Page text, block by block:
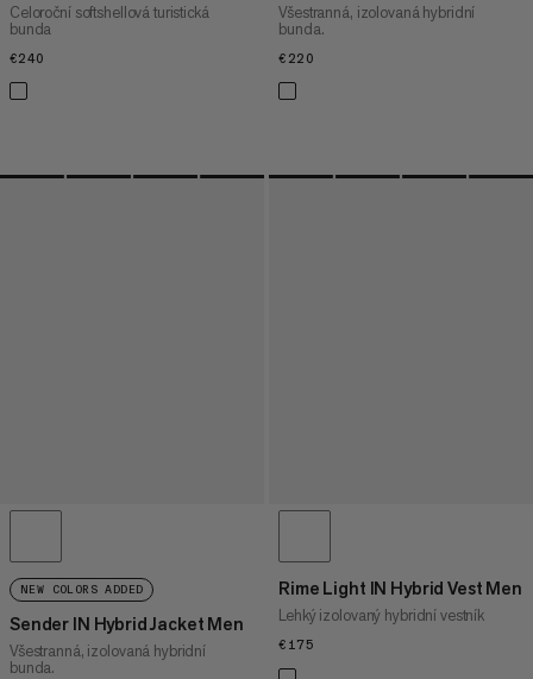
Celoroční softshellová turistická
bunda
€240
Všestranná, izolovaná hybridní
bunda.
€220
NEW COLORS ADDED
Sender IN Hybrid Jacket Men
Všestranná, izolovaná hybridní
bunda.
Rime Light IN Hybrid Vest Men
Lehký izolovaný hybridní vestník
€175